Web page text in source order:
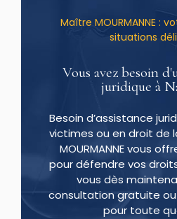
Maître MOURMANNE :
situations
Vous avez besoin
juridique à
Besoin d’assistance
victimes ou en droit de
MOURMANNE vous
pour défendre vos
vous dès
consultation gratuite
pour toute